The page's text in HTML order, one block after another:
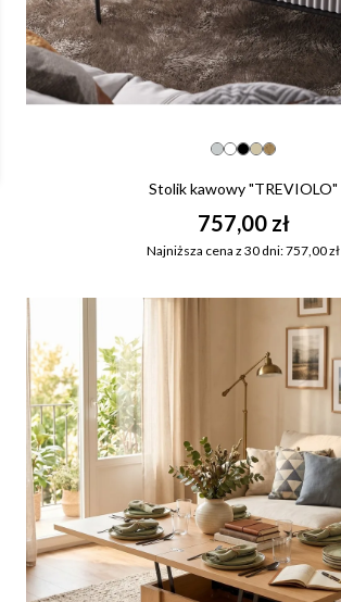
Stolik kawowy "TREVIOLO"
757,00 zł
Najniższa cena z 30 dni: 757,00 zł